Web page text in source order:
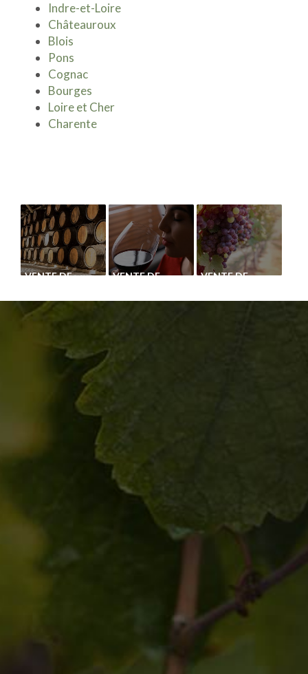
Indre-et-Loire
Châteauroux
Blois
Pons
Cognac
Bourges
Loire et Cher
Charente
VENTE DE
GRIS
VENTE DE
VENTE DE